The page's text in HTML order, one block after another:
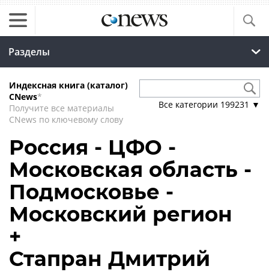
Разделы
Индексная книга (каталог)
CNews*
Получите все материалы
CNews по ключевому слову
Все категории 199231 ▼
Россия - ЦФО -
Московская область -
Подмосковье -
Московский регион
+
Стапран Дмитрий